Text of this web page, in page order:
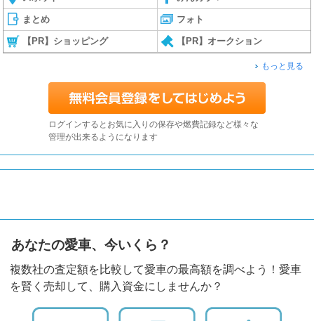
まとめ フォト
【PR】ショッピング 【PR】オークション
もっと見る
ログインするとお気に入りの保存や燃費記録など様々な
管理が出来るようになります
あなたの愛車、今いくら？
複数社の査定額を比較して愛車の最高額を調べよう！愛車
を賢く売却して、購入資金にしませんか？